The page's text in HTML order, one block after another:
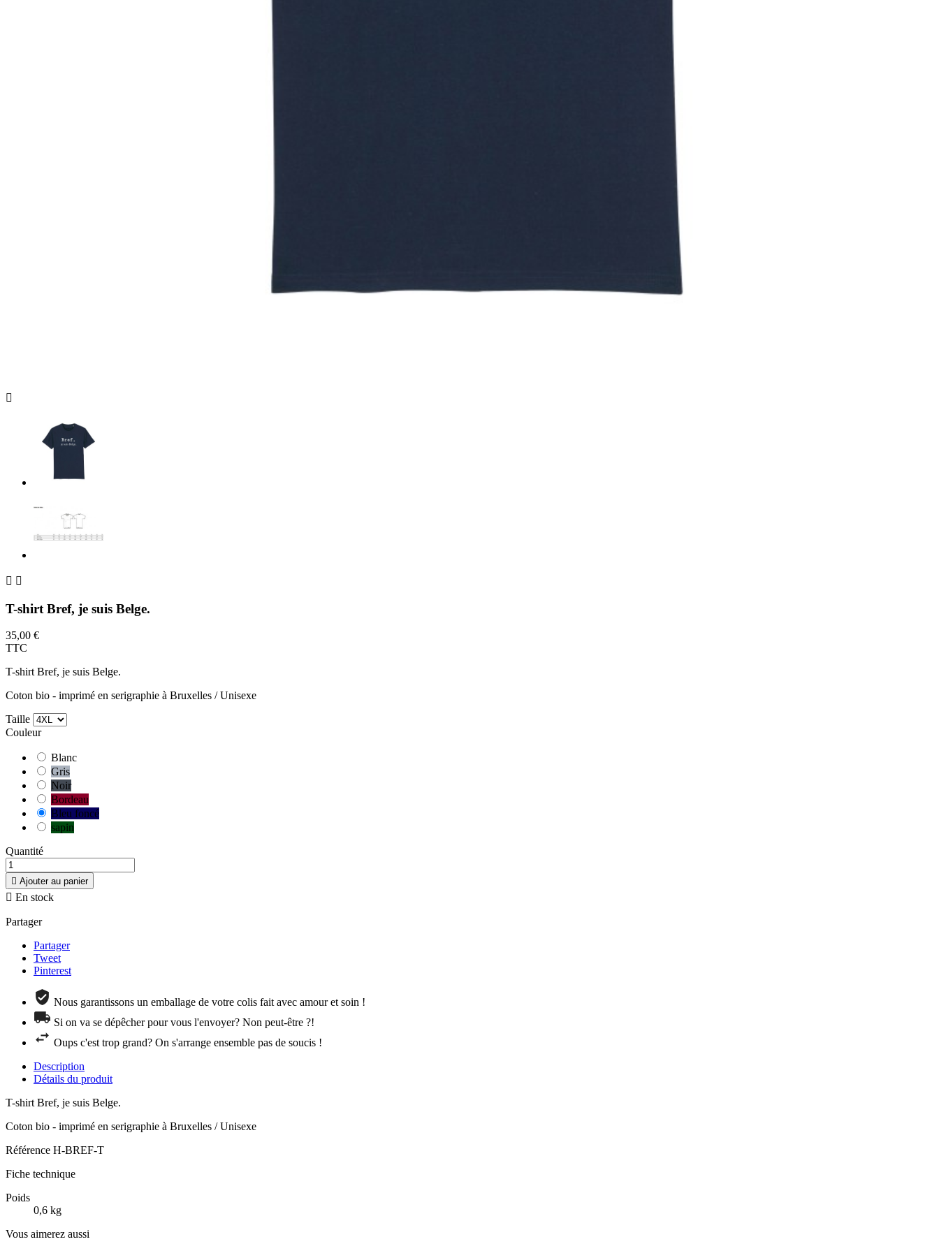

 
T-shirt Bref, je suis Belge.
35,00 €
TTC
T-shirt Bref, je suis Belge.
Coton bio - imprimé en serigraphie à Bruxelles / Unisexe
Taille
Couleur
Blanc
Gris
Noir
Bordeau
Bleu foncé
sapin
Quantité
 Ajouter au panier
 En stock
Partager
Partager
Tweet
Pinterest
Nous garantissons un emballage de votre colis fait avec amour et soin !
Si on va se dépêcher pour vous l'envoyer? Non peut-être ?!
Oups c'est trop grand? On s'arrange ensemble pas de soucis !
Description
Détails du produit
T-shirt Bref, je suis Belge.
Coton bio - imprimé en serigraphie à Bruxelles / Unisexe
Référence H-BREF-T
Fiche technique
Poids
0,6 kg
Vous aimerez aussi